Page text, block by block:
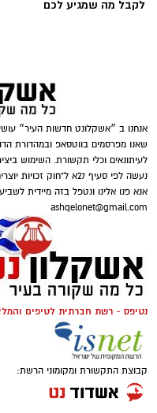
לקבל מה שמגיע לכם
אנחנו ב ״אשקלונט חדשות העיר״
שאנו מפרסמים בווטסאפ ובמהדורת
לעיתונאים וכלי תקשורת. השימוש
נעשה לפי סעיף 27א
אנא פנו אלינו ונטפל בזה מיידית
ashqelonet@gmail.com
נטיפס - רשת חברתית לטיפים
קבוצת התקשורת ומקומוני הרשת: